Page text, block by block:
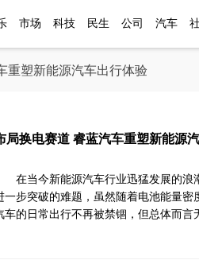
市场 科技 民生 公司 汽车
重塑新能源汽车出行体验
局换电赛道 睿蓝汽车重塑新能源
在当今新能源汽车行业迅猛发展的浪
一步突破的难题，虽然随着电池能量密
车的日常出行不再被禁锢，但总体而